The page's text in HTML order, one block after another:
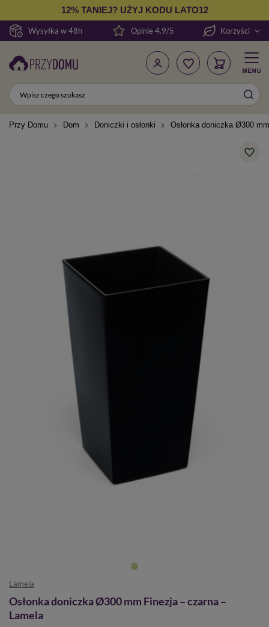
Wysyłka w 48h
12% TANIEJ? UŻYJ KODU LATO12
Opinie 4.9/5 Korzyści
Przy Domu Dom Doniczki i osłonki Osłonka doniczka Ø300
Lamela
Osłonka doniczka Ø300 mm Finezja – czarna –
Lamela